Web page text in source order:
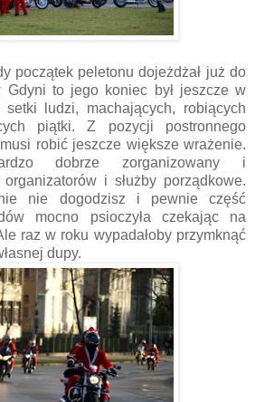
początek peletonu dojeżdżał już do
Gdyni to jego koniec był jeszcze w
ludzi, machających, robiących
piątki. Z pozycji postronnego
robić jeszcze większe wrażenie.
dobrze zorganizowany i
i służby porządkowe.
nie dogodzisz i pewnie część
mocno psioczyła czekając na
raz w roku wypadałoby przymknąć
dupy.